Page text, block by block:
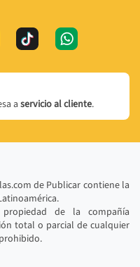
aservicio al cliente.
de Publicar contiene la
de la compañía
total o parcial de cualquier